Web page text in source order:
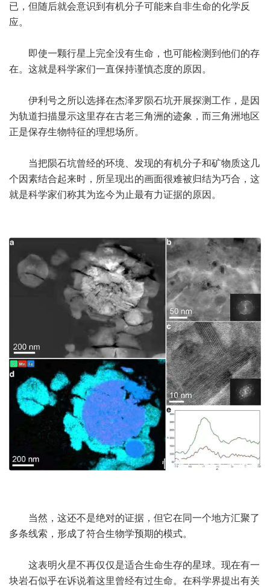
已，但随后就会意识到有机分子可能来自非生命的化学反
应。
即使一颗行星上完全没有生命，也可能检测到他们的存
在。这就是科学家们一直保持谨慎态度的原因。
伊利号之所以选择在杰泽罗陨石坑开展探测工作，是因
为轨道扫描显示这里存在古老三角洲的迹象，而三角洲地区
正是保存生物特征的理想场所。
当把陨石坑曾经的环境、发现的有机分子和矿物质这几
个因素结合起来时，所呈现出的画面很难被归结为巧合，这
就是科学家们称其为迄今为止最有力证据的原因。
当然，这还不是绝对的证据，但它在同一个地方汇聚了
多条线索，形成了符合生物学预期的模式。
这表明火星不再仅仅是适合生命生存的星球。现在有一
块岩石似乎在诉说着这里曾经有过生命。在科学界提出有关